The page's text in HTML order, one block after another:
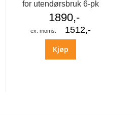
for utendørsbruk 6-pk
1890,-
1512,-
Kjøp